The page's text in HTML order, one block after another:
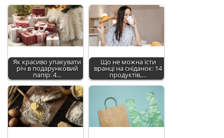
Як красиво упакувати
річ в подарунковий
папір: 4…
Що не можна їсти
вранці на сніданок: 14
продуктів,…